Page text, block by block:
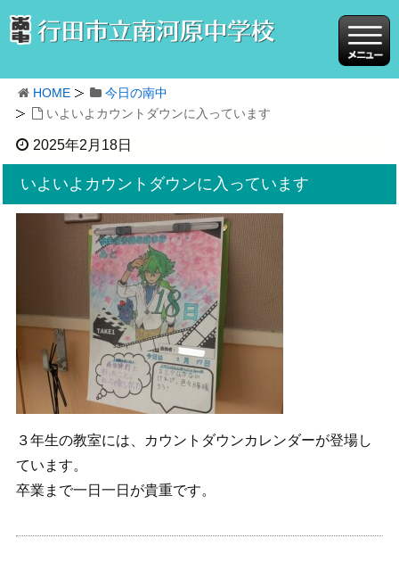
HOME
今日の南中
いよいよカウントダウンに入っています
2025年2月18日
いよいよカウントダウンに入っています
３年生の教室には、カウントダウンカレンダーが登場し
ています。
卒業まで一日一日が貴重です。